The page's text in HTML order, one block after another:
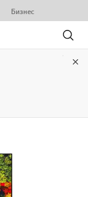
Бизнес
Поиск